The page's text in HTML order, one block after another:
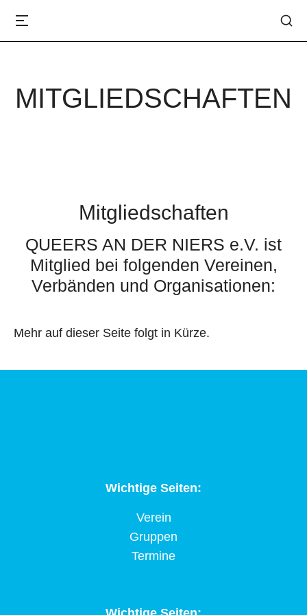
MITGLIEDSCHAFTEN
Mitgliedschaften
QUEERS AN DER NIERS e.V. ist
Mitglied bei folgenden Vereinen,
Verbänden und Organisationen:
Mehr auf dieser Seite folgt in Kürze.
Wichtige Seiten:
Verein
Gruppen
Termine